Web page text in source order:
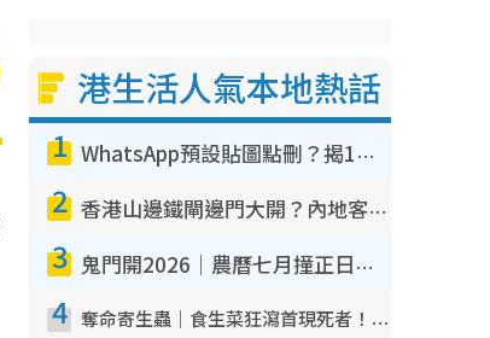
港生活人氣本地熱話
1 WhatsApp預設貼圖點刪？揭1招「反向操作」還原簡潔介面 附3步實測教學
2 香港山邊鐵閘邊門大開？內地客困惑意義何在！網民神回覆：呢種叫法理性防禦
3 鬼門開2026｜農曆七月撞正日全食特別邪？專家警告切忌做一事！揭4大禁忌+2招保平安
4 奪命寄生蟲｜食生菜狂瀉首現死者！疫潮惡化錄1.8萬宗病例 揭洗菜3大謬誤